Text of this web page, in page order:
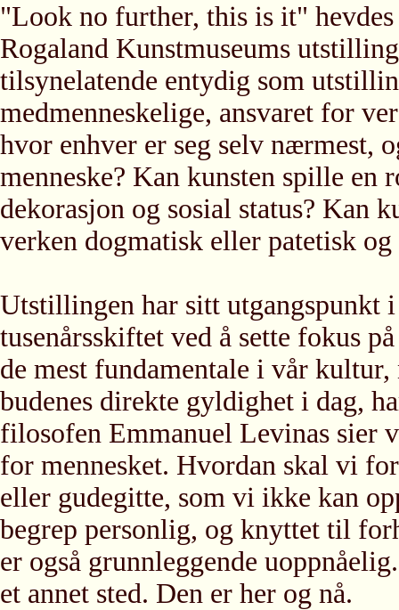
"Look no further, this is it"
Rogaland Kunstmuseums
tilsynelatende entydig som
medmenneskelige, ansvaret for
hvor enhver er seg selv nærmest,
menneske? Kan kunsten spille
dekorasjon og sosial status? Kan
verken dogmatisk eller patetisk og
Utstillingen har sitt utgangspunkt
tusenårsskiftet ved å sette fokus
de mest fundamentale i vår
budenes direkte gyldighet i dag,
filosofen Emmanuel Levinas sier
for mennesket. Hvordan skal vi
eller gudegitte, som vi ikke kan
begrep personlig, og knyttet til
er også grunnleggende
et annet sted. Den er her og nå.